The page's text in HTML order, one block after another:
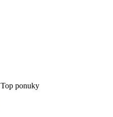
Top ponuky